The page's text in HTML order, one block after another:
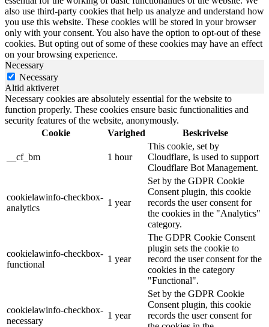
also use third-party cookies that help us analyze and understand how
you use this website. These cookies will be stored in your browser
only with your consent. You also have the option to opt-out of these
cookies. But opting out of some of these cookies may have an effect
on your browsing experience.
Necessary
Necessary
Altid aktiveret
Necessary cookies are absolutely essential for the website to
function properly. These cookies ensure basic functionalities and
security features of the website, anonymously.
Cookie
Varighed Beskrivelse
__cf_bm 1 hour
This cookie, set by
Cloudflare, is used to support
Cloudflare Bot Management.
cookielawinfo-checkbox-
analytics
1 year
Set by the GDPR Cookie
Consent plugin, this cookie
records the user consent for
the cookies in the "Analytics"
category.
cookielawinfo-checkbox-
functional
1 year
The GDPR Cookie Consent
plugin sets the cookie to
record the user consent for the
cookies in the category
"Functional".
cookielawinfo-checkbox-
necessary
1 year
Set by the GDPR Cookie
Consent plugin, this cookie
records the user consent for